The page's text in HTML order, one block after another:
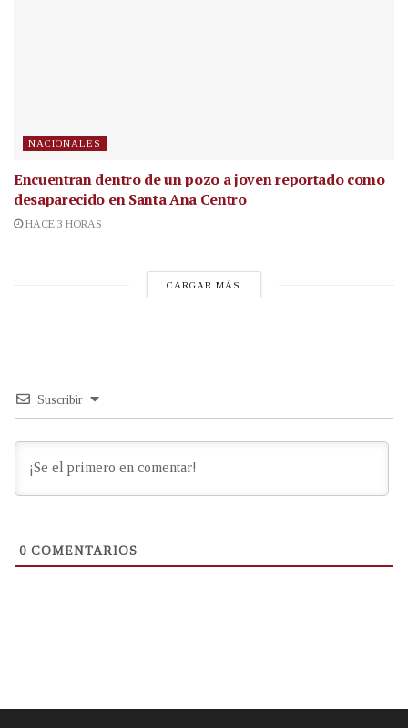
NACIONALES
Encuentran dentro de un pozo a joven reportado como
desaparecido en Santa Ana Centro
HACE 3 HORAS
CARGAR MÁS
Suscribir
0 COMENTARIOS